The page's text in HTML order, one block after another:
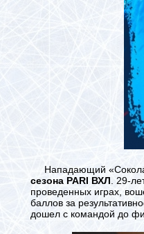
Нападающий
сезона PARI ВХЛ . 29-
проведенных играх,
баллов за
дошел с командой до